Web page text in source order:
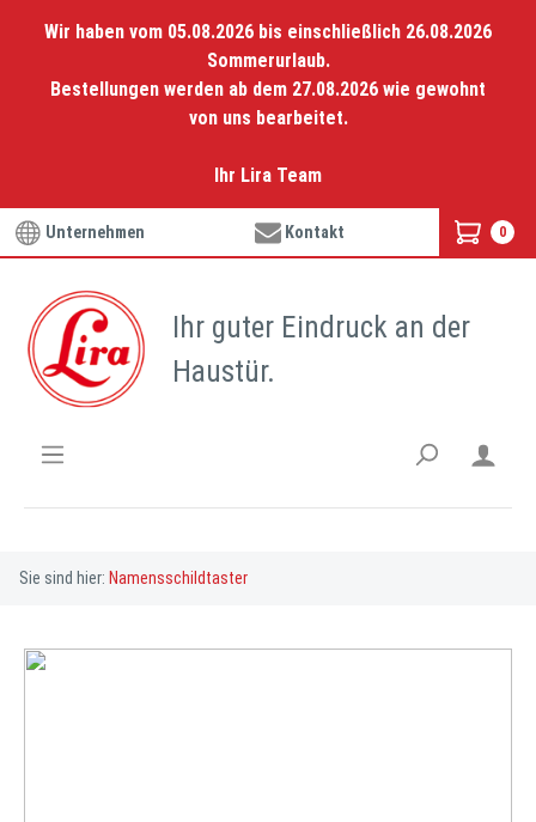
Wir haben vom 05.08.2026 bis einschließlich 26.08.2026
Sommerurlaub.
Bestellungen werden ab dem 27.08.2026 wie gewohnt
von uns bearbeitet.
Ihr Lira Team
Unternehmen Kontakt 0
Ihr guter Eindruck an der
Haustür.
Sie sind hier: Namensschildtaster